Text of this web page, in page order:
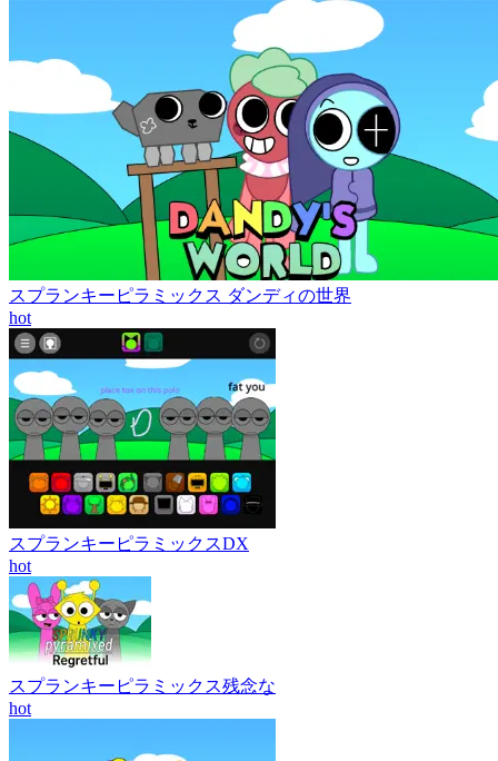
スプランキーピラミックス ダンディの世界
hot
スプランキーピラミックスDX
hot
スプランキーピラミックス残念な
hot